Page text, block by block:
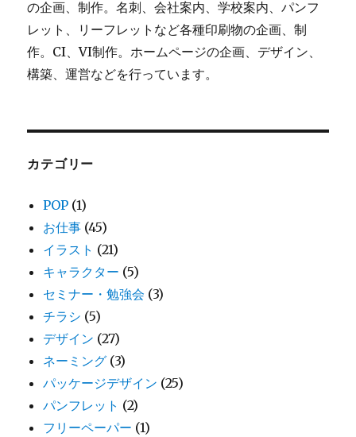
の企画、制作。名刺、会社案内、学校案内、パンフ
レット、リーフレットなど各種印刷物の企画、制
作。CI、VI制作。ホームページの企画、デザイン、
構築、運営などを行っています。
カテゴリー
POP (1)
お仕事 (45)
イラスト (21)
キャラクター (5)
セミナー・勉強会 (3)
チラシ (5)
デザイン (27)
ネーミング (3)
パッケージデザイン (25)
パンフレット (2)
フリーペーパー (1)